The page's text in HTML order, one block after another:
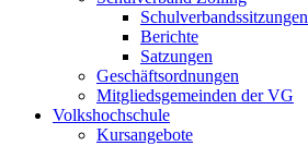
Schulverbandssitzungen
Berichte
Satzungen
Geschäftsordnungen
Mitgliedsgemeinden der VG
Volkshochschule
Kursangebote